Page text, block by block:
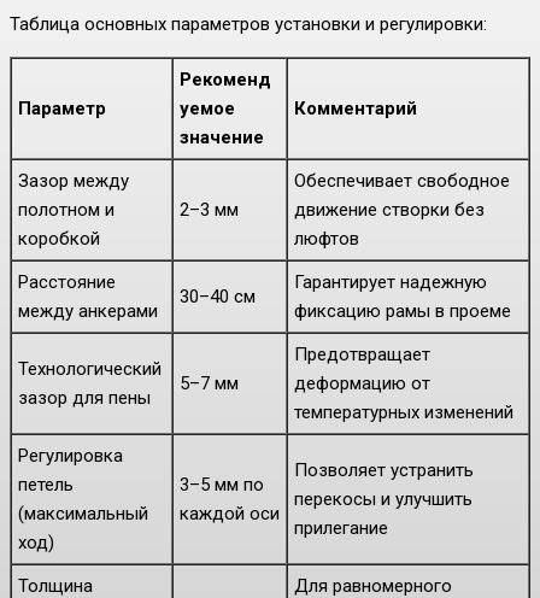
Таблица основных параметров установки и регулировки:
Параметр
Рекоменд
уемое
значение
Комментарий
Зазор между
полотном и
коробкой
2–3 мм
Обеспечивает свободное
движение створки без
люфтов
Расстояние
между анкерами
30–40 см
Гарантирует надежную
фиксацию рамы в проеме
Технологический
зазор для пены
5–7 мм
Предотвращает
деформацию от
температурных изменений
Регулировка
петель
(максимальный
ход)
3–5 мм по
каждой оси
Позволяет устранить
перекосы и улучшить
прилегание
Толщина
Для равномерного